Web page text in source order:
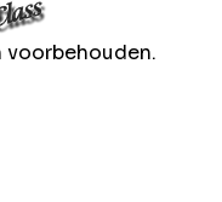
voorbehouden.